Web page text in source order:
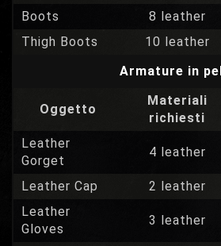
Boots
8 leather
Thigh Boots
10 leather
Armature in
Oggetto
Materiali
richiesti
Leather
Gorget
4 leather
Leather Cap 2 leather
Leather
Gloves
3 leather